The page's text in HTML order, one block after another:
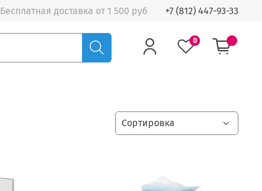
Бесплатная доставка от 1 500 руб +7 (812) 447-93-33
0